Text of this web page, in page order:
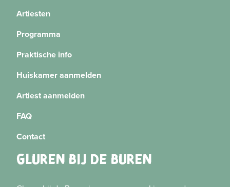
GLUREN BIJ DE BUREN
Artiesten
Programma
Praktische info
Huiskamer aanmelden
Artiest aanmelden
FAQ
Contact